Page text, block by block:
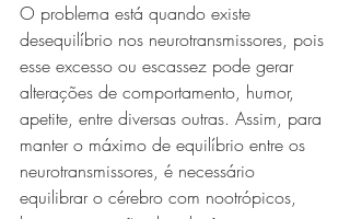
O problema está quando existe
desequilíbrio nos neurotransmissores, pois
esse excesso ou escassez pode gerar
alterações de comportamento, humor,
apetite, entre diversas outras. Assim, para
manter o máximo de equilíbrio entre os
neurotransmissores, é necessário
equilibrar o cérebro com nootrópicos,